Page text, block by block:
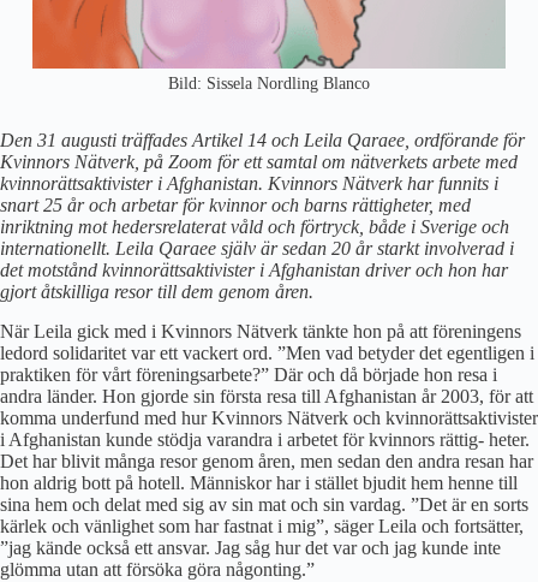
Bild: Sissela Nordling Blanco
Den 31 augusti träffades Artikel 14 och Leila Qaraee, ordförande för
Kvinnors Nätverk, på Zoom för ett samtal om nätverkets arbete med
kvinnorättsaktivister i Afghanistan. Kvinnors Nätverk har funnits i
snart 25 år och arbetar för kvinnor och barns rättigheter, med
inriktning mot hedersrelaterat våld och förtryck, både i Sverige och
internationellt. Leila Qaraee själv är sedan 20 år starkt involverad i
det motstånd kvinnorättsaktivister i Afghanistan driver och hon har
gjort åtskilliga resor till dem genom åren.
När Leila gick med i Kvinnors Nätverk tänkte hon på att föreningens
ledord solidaritet var ett vackert ord. ”Men vad betyder det egentligen i
praktiken för vårt föreningsarbete?” Där och då började hon resa i
andra länder. Hon gjorde sin första resa till Afghanistan år 2003, för att
komma underfund med hur Kvinnors Nätverk och kvinnorättsaktivister
i Afghanistan kunde stödja varandra i arbetet för kvinnors rättig- heter.
Det har blivit många resor genom åren, men sedan den andra resan har
hon aldrig bott på hotell. Människor har i stället bjudit hem henne till
sina hem och delat med sig av sin mat och sin vardag. ”Det är en sorts
kärlek och vänlighet som har fastnat i mig”, säger Leila och fortsätter,
”jag kände också ett ansvar. Jag såg hur det var och jag kunde inte
glömma utan att försöka göra någonting.”